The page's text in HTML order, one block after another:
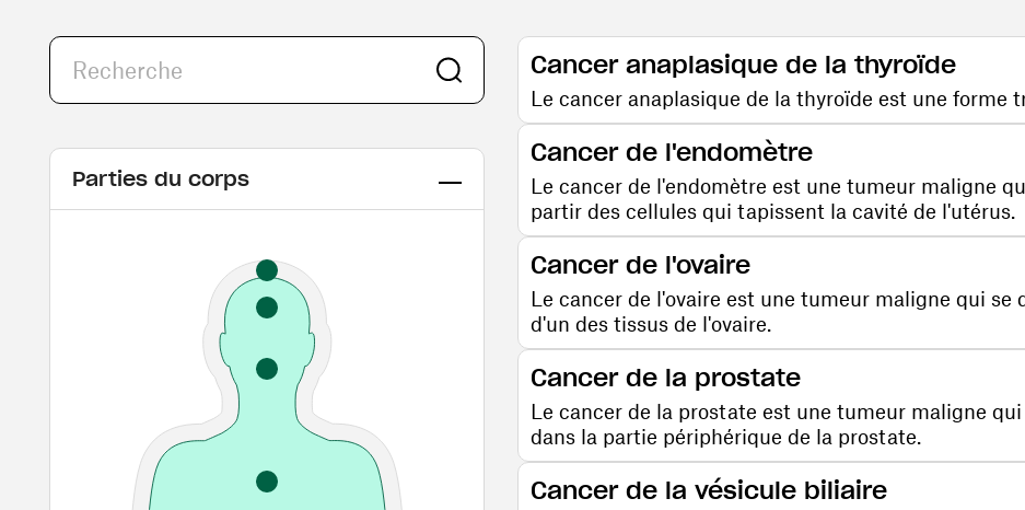
Parties du corps
Cancer anaplasique de la thyroïde
Le cancer anaplasique de la thyroïde est une forme
Comprendre la maladie
Cancer de l'endomètre
Le cancer de l'endomètre est une tumeur maligne
partir des cellules qui tapissent la cavité de l'utérus.
Comprendre la maladie
Cancer de l'ovaire
Le cancer de l'ovaire est une tumeur maligne qui se
d'un des tissus de l'ovaire.
Comprendre la maladie
Cancer de la prostate
Le cancer de la prostate est une tumeur maligne
dans la partie périphérique de la prostate.
Comprendre la maladie
Cancer de la vésicule biliaire